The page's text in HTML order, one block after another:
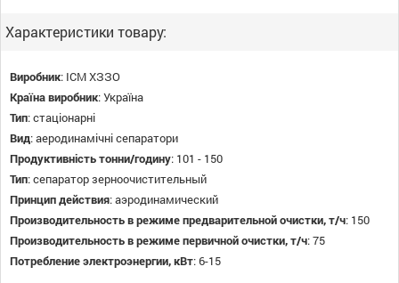
Характеристики товару:
Виробник: ІСМ ХЗЗО
Країна виробник:Україна
Тип:стаціонарні
Вид:аеродинамічні сепаратори
Продуктивність тонни/годину: 101 - 150
Тип:сепаратор зерноочистительный
Принцип действия:аэродинамический
Производительность в режиме предварительной очистки, т/ч: 150
Производительность в режиме первичной очистки, т/ч:75
Потребление электроэнергии, кВт:6-15